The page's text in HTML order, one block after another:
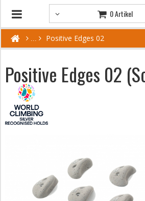
0 Artikel
Positive Edges 02
Positive Edges 02